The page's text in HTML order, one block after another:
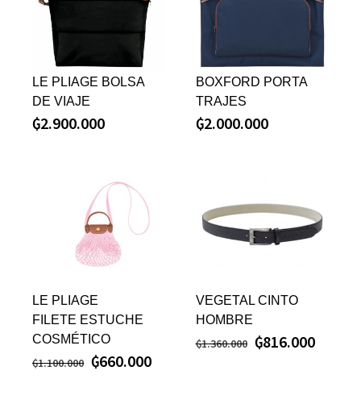
LE PLIAGE BOLSA
DE VIAJE
₲2.900.000
BOXFORD PORTA
TRAJES
₲2.000.000
LE PLIAGE
FILETE ESTUCHE
COSMÉTICO
₲1.100.000 ₲660.000
VEGETAL CINTO
HOMBRE
₲1.360.000 ₲816.000